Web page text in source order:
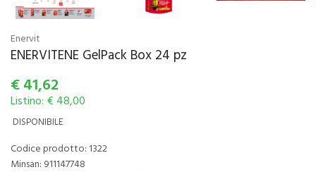
Enervit
ENERVITENE GelPack Box 24 pz
€41,62
Listino: € 48,00
DISPONIBILE
Codice prodotto: 1322
Minsan: 911147748